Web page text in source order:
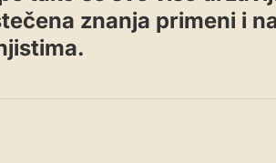
znanja primeni i